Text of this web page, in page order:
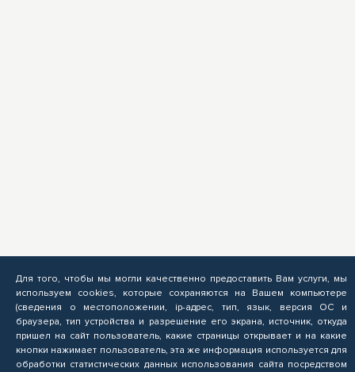
Для того, чтобы мы могли качественно предоставить Вам услуги, мы
используем cookies, которые сохраняются на Вашем компьютере
(сведения о местоположении, ip-адрес, тип, язык, версия ОС и
браузера, тип устройства и разрешение его экрана, источник, откуда
пришел на сайт пользователь, какие страницы открывает и на какие
кнопки нажимает пользователь, эта же информация используется для
обработки статистических данных использования сайта посредством